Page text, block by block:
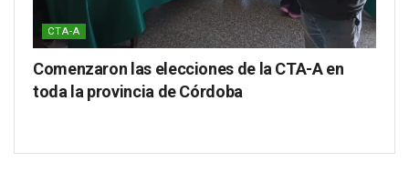
CTA-A
Comenzaron las elecciones de la CTA-A en
toda la provincia de Córdoba